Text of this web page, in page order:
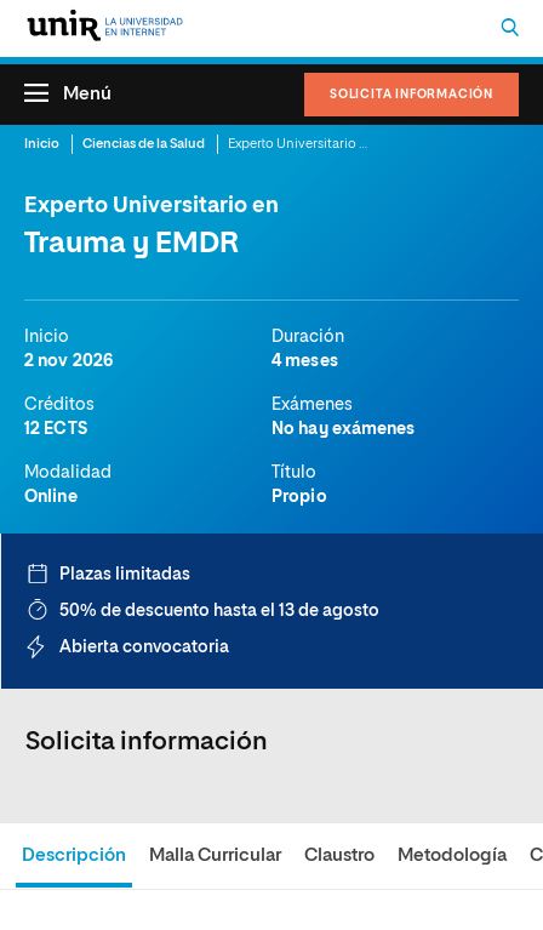
SOLICITA INFORMACIÓN
Menú
Inicio Ciencias de la Salud
Experto Universitario en
Trauma y EMDR
Inicio
2 nov 2026
Duración
4 meses
Créditos
12 ECTS
Exámenes
No hay exámenes
Modalidad
Online
Título
Propio
Descripción Malla Curricular Claustro Metodología
Plazas limitadas
50% de descuento hasta el 13 de agosto
Abierta convocatoria
Solicita información